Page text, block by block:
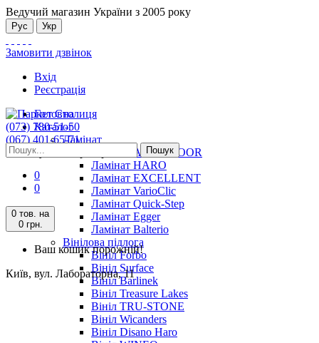
Ведучий магазин України з 2005 року
Рус Укр
Замовити дзвінок
Вхід
Реєстрація
(073) 780-51-50
(067) 401-65-71
Київ, вул. Лабораторна, 11
Пошук
0
0
0 тов. на
0 грн.
Ваш кошик порожній!
Київ, вул. Лабораторна, 11
Головна
Каталог
Ламінат
Ламінат ALSAFLOOR
Ламінат HARO
Ламінат EXCELLENT
Ламінат VarioClic
Ламінат Quick-Step
Ламінат Egger
Ламінат Balterio
Вінілова підлога
Вініл Forbo
Вініл Surface
Вініл Barlinek
Вініл Treasure Lakes
Вініл TRU-STONE
Вініл Wicanders
Вініл Disano Haro